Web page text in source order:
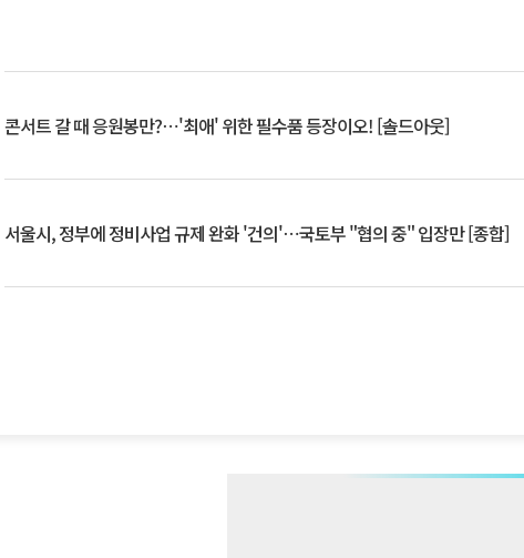
콘서트 갈 때 응원봉만?⋯'최애' 위한 필수품 등장이오! [솔드아웃]
서울시, 정부에 정비사업 규제 완화 '건의'⋯국토부 "협의 중" 입장만 [종합]